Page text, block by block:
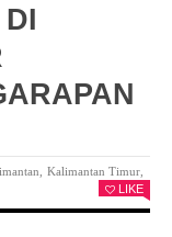
,Kalimantan Timur
LIKE